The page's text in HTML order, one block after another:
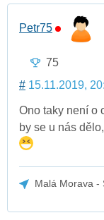
Petr75
75
# 15.11.2019,
Ono taky není o
by se u nás
Malá Morava -